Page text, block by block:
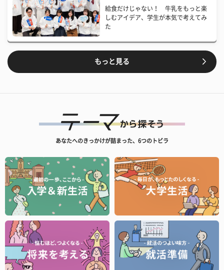
給食だけじゃない！ 牛乳をもっと楽
しむアイデア、学生が本気で考えてみ
た
もっと見る
あなたへのきっかけが詰まった、6つのトビラ